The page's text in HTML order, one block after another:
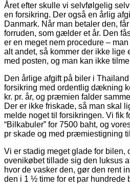
Året efter skulle vi selvfølgelig
en forsikring. Der også en årlig
Danmark. Når man betaler den,
forruden, som gælder et år. Den
er en meget nem procedure –
alt andet, så kommer der ikke lige
med posten, og man kan ikke
Den årlige afgift på biler i
forsikring med ordentlig dækning
kr. pr. år, og præmien falder
Der er ikke friskade, så man skal
melde noget til forsikringen. Vi fik
“Bilkabuler” for 7500 baht, og
pr skade og med præmiestigning
Vi er stadig meget glade for bilen,
ovenikøbet tillade sig den luksus
hvor de vasker den, gør den rent
den i 1 ½ time for et par hundrede